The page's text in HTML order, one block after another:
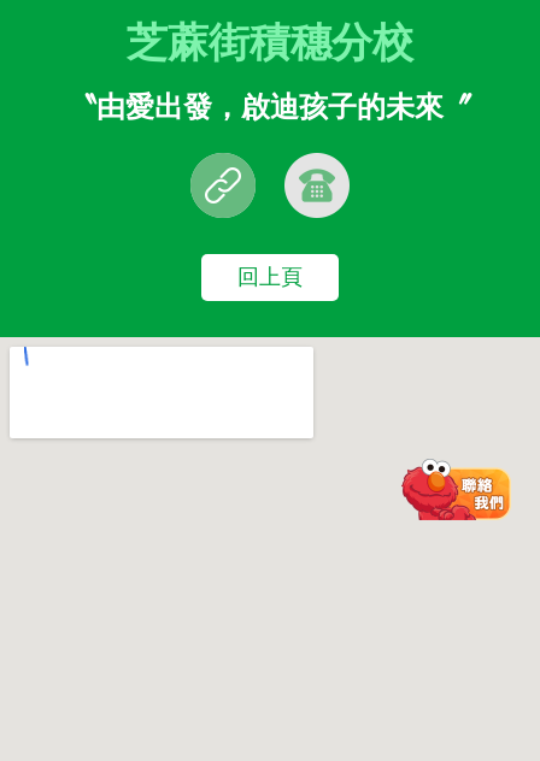
芝蔴街積穗分校
〝由愛出發，啟迪孩子的未來〞